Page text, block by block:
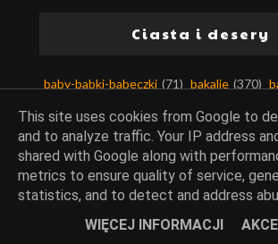
Ciasta i desery
baby-babki-babeczki (71) bakalie (370)
ciasta bez pieczenia
(36) ciasta
ciasta kruche
(80) ciasta na zimno
ciasta piaskowe (11) ciasta ucierane
ciasta z kremem (62) ciasta z owocami
ciasto filo (13) ciasto francuskie (63)
This site uses cookies from Google to
and to analyze traffic. Your IP address
shared with Google along with
metrics to ensure quality of service,
statistics, and to detect and address
WIĘCEJ INFORMACJI